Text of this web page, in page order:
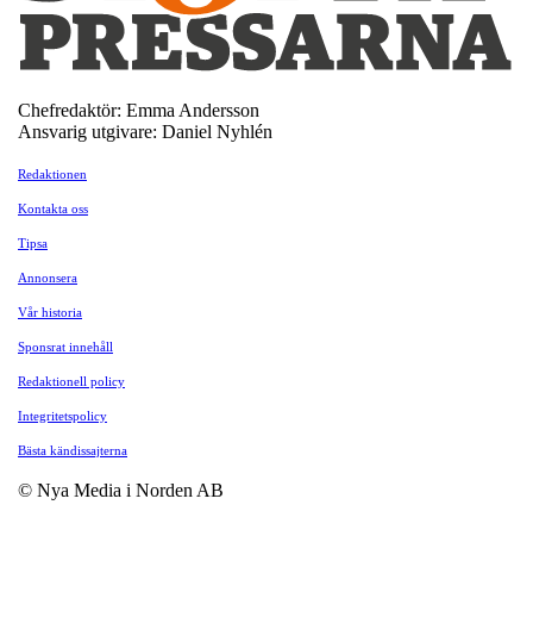
Chefredaktör: Emma Andersson
Ansvarig utgivare: Daniel Nyhlén
Redaktionen
Kontakta oss
Tipsa
Annonsera
Vår historia
Sponsrat innehåll
Redaktionell policy
Integritetspolicy
Bästa kändissajterna
© Nya Media i Norden AB